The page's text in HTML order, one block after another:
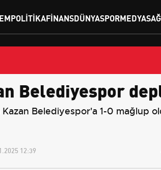
POLITIKAFINANSDÜNYASPORMEDYA
Belediyespor
Belediyespor'a 1-0 mağlup
12:39